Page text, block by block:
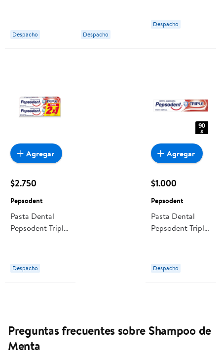
Despacho Despacho
La Pizka
Despacho
$2.750
Pepsodent
Pasta Dental
Pepsodent Triple
2 Un
Despacho
Agregar
$1.000
Pepsodent
Pasta Dental
Pepsodent Triple
Despacho
Agregar
Preguntas frecuentes sobre Shampoo de
Menta